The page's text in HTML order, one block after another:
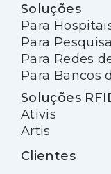
Soluções
Para
Para
Para Redes
Para Bancos
Soluções
Ativis
Artis
Clientes